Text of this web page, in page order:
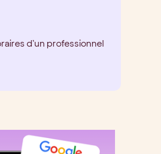
d’un professionnel